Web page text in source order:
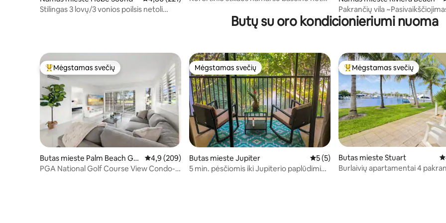
Stilingas 3 lovų/3 vonios poilsis netoli
Pakrančių vila
paplūdimio~Valčių ir golfo
nuoma
Butų su oro kondicionieriumi nuoma
Svečių mėgstamiausias
Mėgstamas svečių
Butas mieste Palm Beach Gar
dens
Vidutinis įvertinimas: 4,9 iš 5, atsiliepimų: 209
4,9 (209)
PGA National Golf Course View Condo-
Mėgstamas svečių
Mėgstamas svečių
Butas mieste Jupiter Vidutinis įvertinimas: 5 iš 5, atsiliepimų: 5
5 (5)
5 min. pėsčiomis iki Jupiterio paplūdimio
Svečių mėgstamiausias
Mėgstamas svečių
Butas mieste Stuart
Burlaivių apartamentai 4